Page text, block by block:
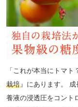
「これが本当にトマ
栽培』にあります。
養液の浸透圧をコント